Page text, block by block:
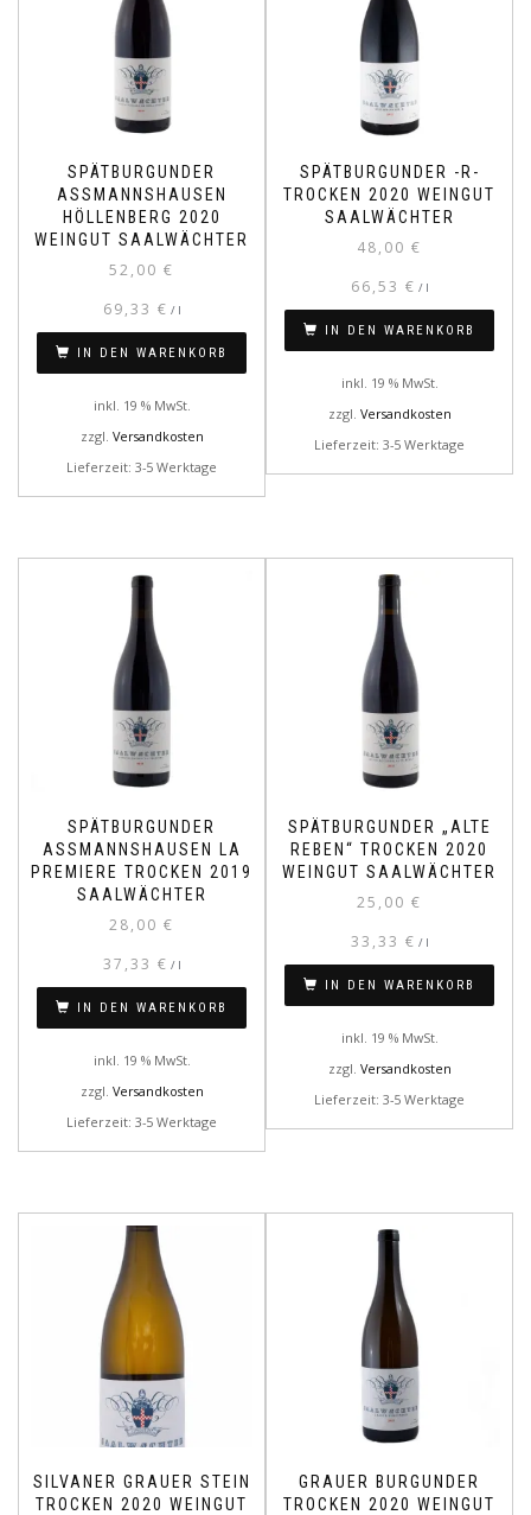
SPÄTBURGUNDER
ASSMANNSHAUSEN
HÖLLENBERG 2020
WEINGUT SAALWÄCHTER
52,00 €
69,33 € / l
IN DEN WARENKORB
inkl. 19 % MwSt.
zzgl. Versandkosten
Lieferzeit: 3-5 Werktage
SPÄTBURGUNDER -R-
TROCKEN 2020 WEINGUT
SAALWÄCHTER
48,00 €
66,53 € / l
IN DEN WARENKORB
inkl. 19 % MwSt.
zzgl. Versandkosten
Lieferzeit: 3-5 Werktage
SPÄTBURGUNDER
ASSMANNSHAUSEN LA
PREMIERE TROCKEN 2019
SAALWÄCHTER
28,00 €
37,33 € / l
IN DEN WARENKORB
inkl. 19 % MwSt.
zzgl. Versandkosten
Lieferzeit: 3-5 Werktage
SPÄTBURGUNDER „ALTE
REBEN“ TROCKEN 2020
WEINGUT SAALWÄCHTER
25,00 €
33,33 € / l
IN DEN WARENKORB
inkl. 19 % MwSt.
zzgl. Versandkosten
Lieferzeit: 3-5 Werktage
SILVANER GRAUER STEIN
TROCKEN 2020 WEINGUT
GRAUER BURGUNDER
TROCKEN 2020 WEINGUT